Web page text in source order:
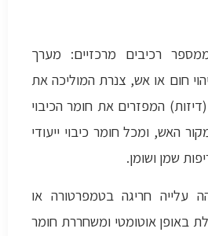
רכיבים מרכזיים: מערך
חום או אש, צנרת המוליכה את
המפזרים את חומר הכיבוי
האש, ומכל חומר כיבוי ייעודי
שמן ושומן.
עלייה חריגה בטמפרטורה או
באופן אוטומטי ומשחררת חומר